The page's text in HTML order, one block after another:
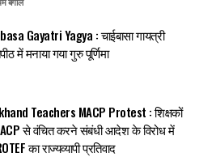
Gayatri Yagya : चाईबासा गायत्री
में मनाया गया गुरु पूर्णिमा
Teachers MACP Protest : शिक्षकों
से वंचित करने संबंधी आदेश के विरोध में
का राज्यव्यापी प्रतिवाद